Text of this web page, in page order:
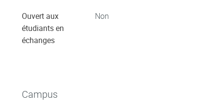
Ouvert aux
étudiants en
échanges
Non
Campus